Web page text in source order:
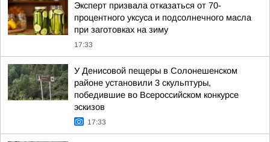
Эксперт призвала отказаться от 70-
процентного уксуса и подсолнечного масла
при заготовках на зиму
17:33
У Денисовой пещеры в Солонешенском
районе установили 3 скульптуры,
победившие во Всероссийском конкурсе
эскизов
17:33